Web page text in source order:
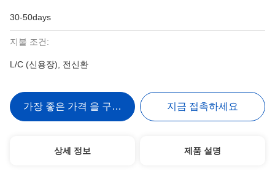
30-50days
지불 조건:
L/C (신용장), 전신환
가장 좋은 가격 을 구하라 지금 접촉하세요
상세 정보 제품 설명